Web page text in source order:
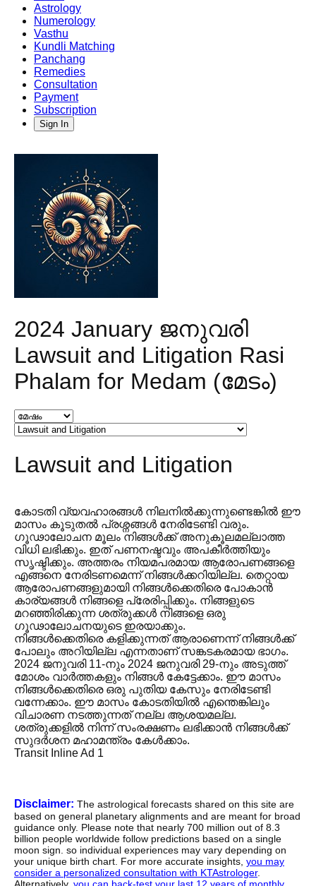
Astrology
Numerology
Vasthu
Kundli Matching
Panchang
Remedies
Consultation
Payment
Subscription
Sign In
2024 January ജനുവരി
Lawsuit and Litigation Rasi
Phalam for Medam (മേടം)
Lawsuit and Litigation
കോടതി വ്യവഹാരങ്ങൾ നിലനിൽക്കുന്നുണ്ടെങ്കിൽ ഈ
മാസം കൂടുതൽ പ്രശ്നങ്ങൾ നേരിടേണ്ടി വരും.
ഗൂഢാലോചന മൂലം നിങ്ങൾക്ക് അനുകൂലമല്ലാത്ത
വിധി ലഭിക്കും. ഇത് പണനഷ്ടവും അപകീർത്തിയും
സൃഷ്ടിക്കും. അത്തരം നിയമപരമായ ആരോപണങ്ങളെ
എങ്ങനെ നേരിടണമെന്ന് നിങ്ങൾക്കറിയില്ല. തെറ്റായ
ആരോപണങ്ങളുമായി നിങ്ങൾക്കെതിരെ പോകാൻ
കാര്യങ്ങൾ നിങ്ങളെ പ്രേരിപ്പിക്കും. നിങ്ങളുടെ
മറഞ്ഞിരിക്കുന്ന ശത്രുക്കൾ നിങ്ങളെ ഒരു
ഗൂഢാലോചനയുടെ ഇരയാക്കും.
നിങ്ങൾക്കെതിരെ കളിക്കുന്നത് ആരാണെന്ന് നിങ്ങൾക്ക്
പോലും അറിയില്ല എന്നതാണ് സങ്കടകരമായ ഭാഗം.
2024 ജനുവരി 11-നും 2024 ജനുവരി 29-നും അടുത്ത്
മോശം വാർത്തകളും നിങ്ങൾ കേട്ടേക്കാം. ഈ മാസം
നിങ്ങൾക്കെതിരെ ഒരു പുതിയ കേസും നേരിടേണ്ടി
വന്നേക്കാം. ഈ മാസം കോടതിയിൽ എന്തെങ്കിലും
വിചാരണ നടത്തുന്നത് നല്ല ആശയമല്ല.
ശത്രുക്കളിൽ നിന്ന് സംരക്ഷണം ലഭിക്കാൻ നിങ്ങൾക്ക്
സുദർശന മഹാമന്ത്രം കേൾക്കാം.
Transit Inline Ad 1
Disclaimer: The astrological forecasts shared on this site are
based on general planetary alignments and are meant for broad
guidance only. Please note that nearly 700 million out of 8.3
billion people worldwide follow predictions based on a single
moon sign. so individual experiences may vary depending on
your unique birth chart. For more accurate insights, you may
consider a personalized consultation with KTAstrologer.